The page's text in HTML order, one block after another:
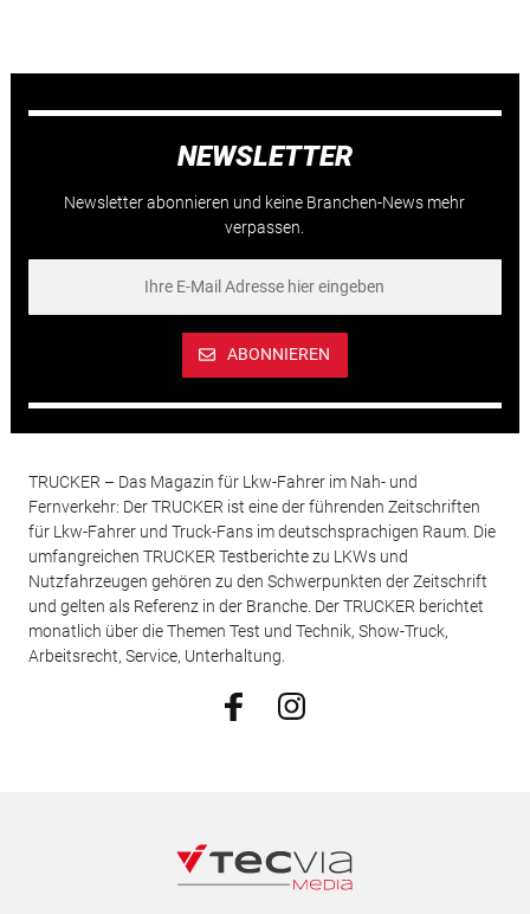
NEWSLETTER
Newsletter abonnieren und keine Branchen-News mehr
verpassen.
ABONNIEREN
TRUCKER – Das Magazin für Lkw-Fahrer im Nah- und
Fernverkehr: Der TRUCKER ist eine der führenden Zeitschriften
für Lkw-Fahrer und Truck-Fans im deutschsprachigen Raum. Die
umfangreichen TRUCKER Testberichte zu LKWs und
Nutzfahrzeugen gehören zu den Schwerpunkten der Zeitschrift
und gelten als Referenz in der Branche. Der TRUCKER berichtet
monatlich über die Themen Test und Technik, Show-Truck,
Arbeitsrecht, Service, Unterhaltung.